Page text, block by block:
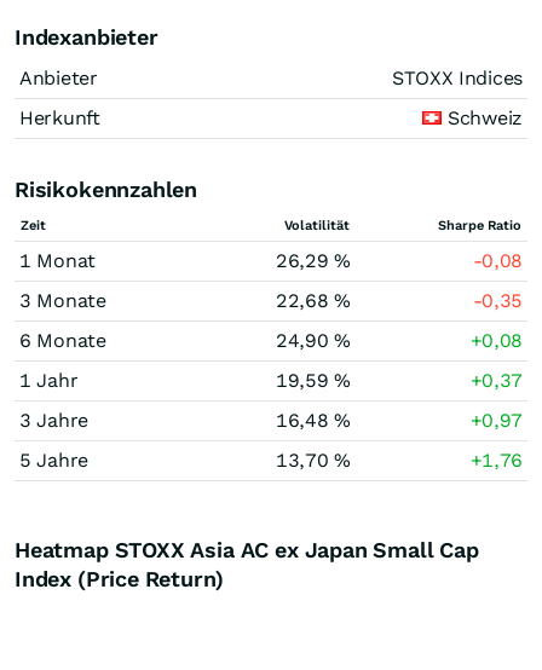
Indexanbieter
Anbieter
STOXX Indices
Herkunft
Schweiz
Risikokennzahlen
Zeit Volatilität Sharpe Ratio
1 Monat 26,29 %
-0,08
3 Monate
22,68 %
-0,35
6 Monate
24,90 %
+0,08
1 Jahr
19,59 %
+0,37
3 Jahre
16,48 %
+0,97
5 Jahre
13,70 % +1,76
Heatmap STOXX Asia AC ex Japan Small Cap
Index (Price Return)